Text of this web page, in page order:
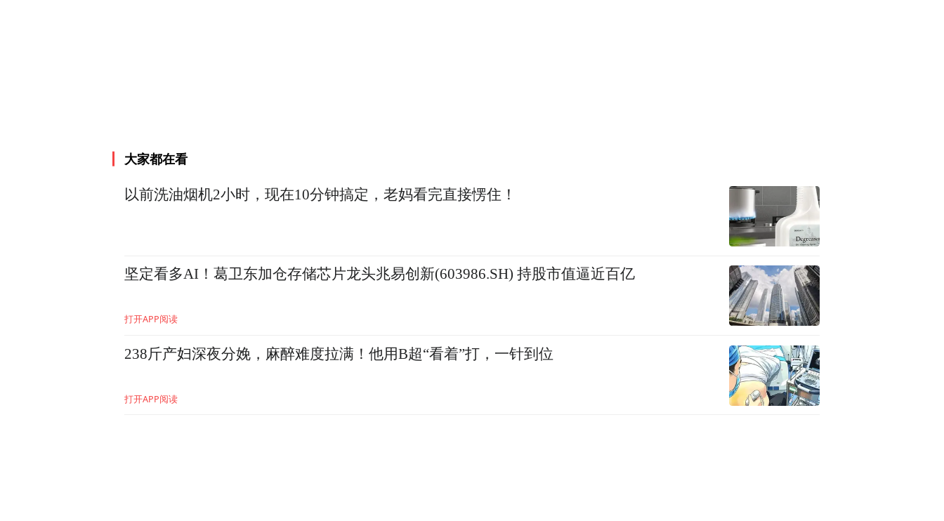
https://ishare.ifeng.com/c/s/7q4wa9ZvMky
大家都在看
以前洗油烟机2小时，现在10分钟搞定，老妈看完直接愣住！
坚定看多AI！葛卫东加仓存储芯片龙头兆易创新(603986.SH) 持股市值逼近百亿
打开APP阅读
238斤产妇深夜分娩，麻醉难度拉满！他用B超“看着”打，一针到位
打开APP阅读